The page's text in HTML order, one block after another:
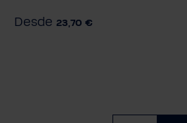
Desde 23,70 €